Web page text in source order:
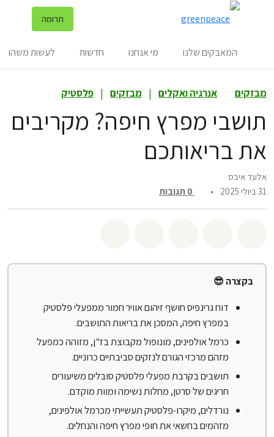
תרומה
המאבקים שלנו מי אנחנו חדשות לעשות משהו
מבזקים אנרגיה ואקלים | מבזקים | פלסטיק
תושבי מפרץ חיפה? מקריבים
את בריאותכם
אלעד איבס
31 ביולי 2025
•
0 תגובות
בקצרה 😎
דוח גרינפיס חושף זיהום אוויר חמור ממפעלי פלסטיק
במפרץ חיפה, המסכן את בריאות התושבים.
כרמל אולפינים, מונופול מקבוצת בז"ן, מזוהה כמפעל
מזהם מרכזי הגורם לנזקים סביבתיים כרוניים.
תושבים בקרבת מפעלי פלסטיק סובלים משיעורים
חריגים של סרטן, מחלות נשימה ומוות מוקדם.
נורדלים, מיקרו-פלסטיק תעשייתי מכרמל אולפינים,
מזהמים בחשאי את חופי מפרץ חיפה והנחלים.